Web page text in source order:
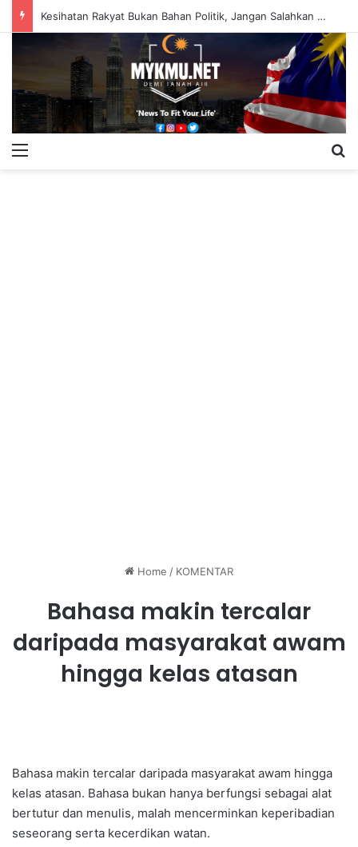
Kesihatan Rakyat Bukan Bahan Politik, Jangan Salahkan Onn Hafiz – Haslinda Salleh
Home / KOMENTAR
Bahasa makin tercalar
daripada masyarakat awam
hingga kelas atasan
Bahasa makin tercalar daripada masyarakat awam hingga
kelas atasan. Bahasa bukan hanya berfungsi sebagai alat
bertutur dan menulis, malah mencerminkan keperibadian
seseorang serta kecerdikan watan.